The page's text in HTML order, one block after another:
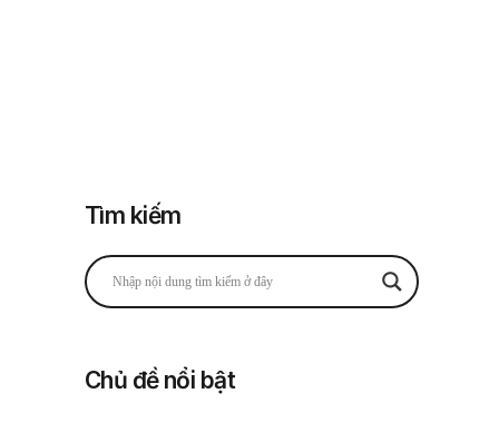
Tìm kiếm
Chủ đề nổi bật